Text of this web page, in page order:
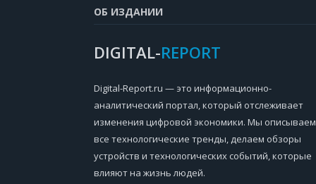
ОБ ИЗДАНИИ
DIGITAL-REPORT
Digital-Report.ru — это информационно-
аналитический портал, который отслеживает
изменения цифровой экономики. Мы описываем
все технологические тренды, делаем обзоры
устройств и технологических событий, которые
влияют на жизнь людей.